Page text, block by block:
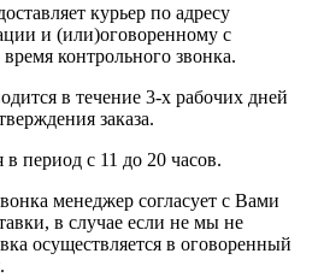
курьер по адресу
и (или)оговоренному с
контрольного звонка.
в течение 3-х рабочих дней
заказа.
в период с 11 до 20 часов.
менеджер согласует с Вами
в случае если не мы не
осуществляется в оговоренный